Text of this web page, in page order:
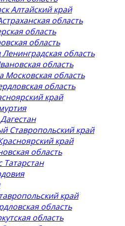
Алтайский край
область
область
область
область
область
Московская область
область
край
Ставропольский край
край
область
край
область
область